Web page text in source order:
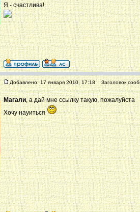
Я - счастлива!
Добавлено: 17 января 2010, 17:18 Заголовок
Магали, а дай мне ссылку такую, пожалуйста
Хочу науиться